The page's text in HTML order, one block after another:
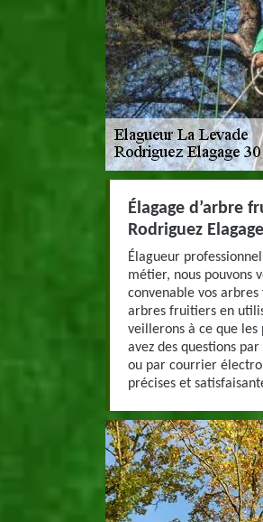
Élagage d’arbre
Rodriguez
Élagueur
métier, nous pouvons
convenable vos
arbres fruitiers en
veillerons à ce que les
avez des questions
ou par courrier
précises et